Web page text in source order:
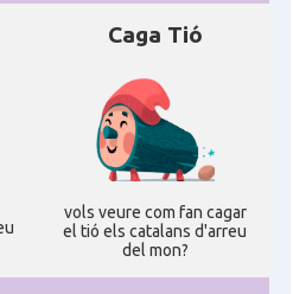
Caga Tió
vols veure com fan cagar
el tió els catalans d'arreu
del mon?